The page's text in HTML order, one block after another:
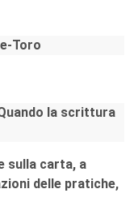
Toro
la scrittura
sulla carta, a
delle pratiche,